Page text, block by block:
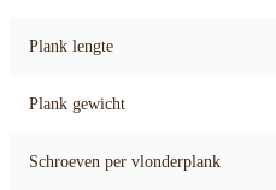
Plank lengte
Plank gewicht
Schroeven per vlonderplank